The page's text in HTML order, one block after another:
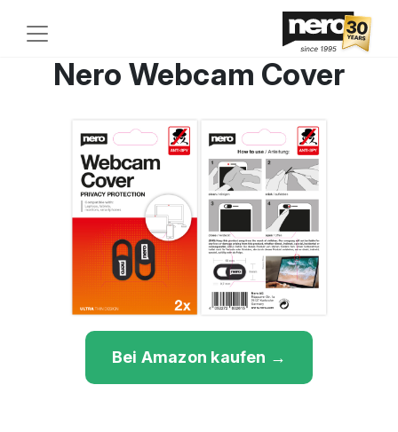
Nero Webcam Cover
Previous Next
Bei Amazon kaufen →